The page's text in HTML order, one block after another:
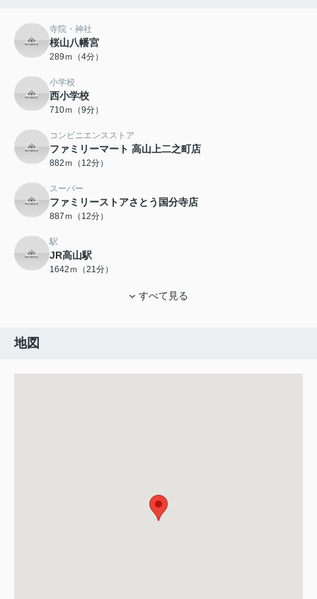
寺院・神社
桜山八幡宮
289ｍ（4分）
小学校
西小学校
710ｍ（9分）
コンビニエンスストア
ファミリーマート 高山上二之町店
882ｍ（12分）
スーパー
ファミリーストアさとう国分寺店
887ｍ（12分）
駅
JR高山駅
1642ｍ（21分）
すべて見る
地図